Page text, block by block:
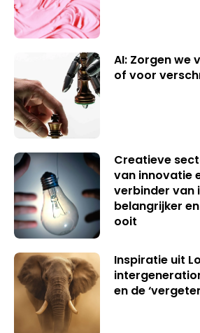
AI: Zorgen we
of voor
Creatieve
van innovatie
verbinder van
belangrijker
ooit
Inspiratie uit
en de